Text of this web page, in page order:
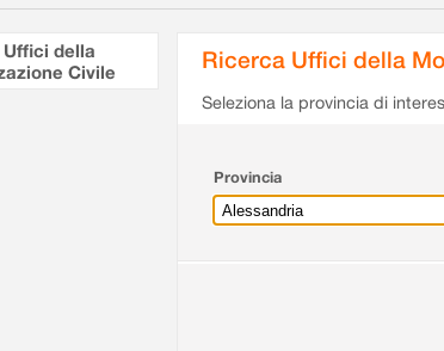
della
Civile
Ricerca Uffici della
Seleziona la provincia di
Provincia